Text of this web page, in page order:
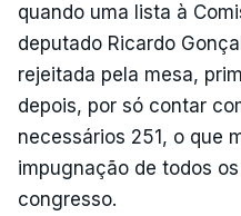
quando uma lista à
deputado Ricardo
rejeitada pela mesa,
depois, por só contar
necessários 251, o que
impugnação de todos
congresso.